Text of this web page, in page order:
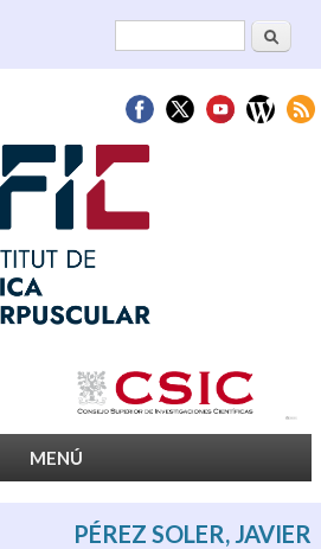
Formulario deBuscar
MENÚ
PÉREZ SOLER, JAVIER